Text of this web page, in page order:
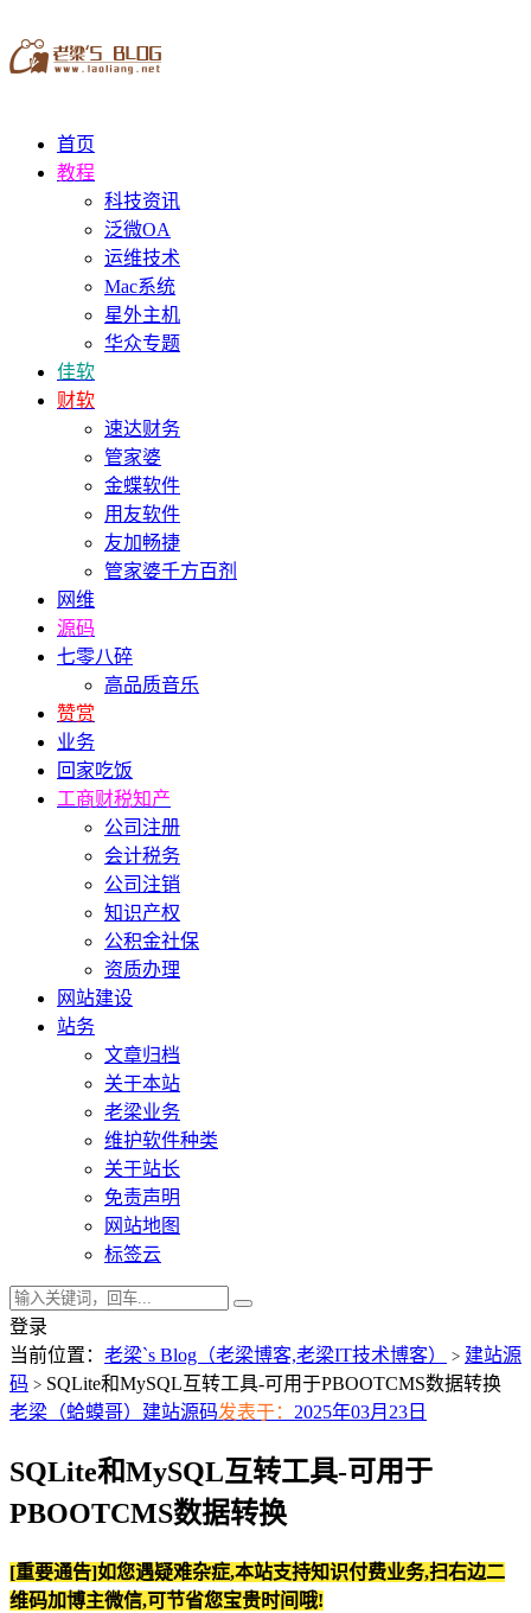
首页
教程
科技资讯
泛微OA
运维技术
Mac系统
星外主机
华众专题
佳软
财软
速达财务
管家婆
金蝶软件
用友软件
友加畅捷
管家婆千方百剂
网维
源码
七零八碎
高品质音乐
赞赏
业务
回家吃饭
工商财税知产
公司注册
会计税务
公司注销
知识产权
公积金社保
资质办理
网站建设
站务
文章归档
关于本站
老梁业务
维护软件种类
关于站长
免责声明
网站地图
标签云
登录
当前位置： 老梁`s Blog（老梁博客,老梁IT技术博客） > 建站源
码 > SQLite和MySQL互转工具-可用于PBOOTCMS数据转换
老梁（蛤蟆哥） 建站源码发表于： 2025年03月23日
SQLite和MySQL互转工具-可用于
PBOOTCMS数据转换
[重要通告]如您遇疑难杂症,本站支持知识付费业务,扫右边二
维码加博主微信,可节省您宝贵时间哦!